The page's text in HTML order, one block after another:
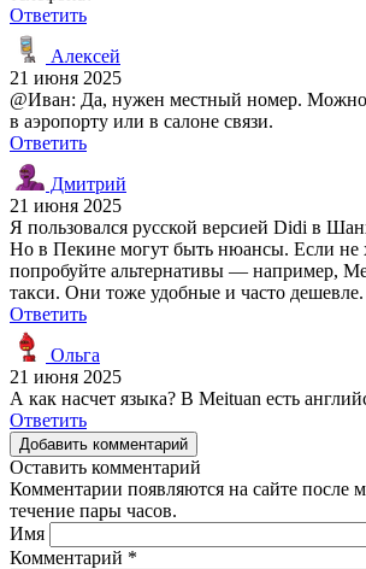
Ответить
Алексей
21 июня 2025
@Иван: Да, нужен местный номер. Можно
в аэропорту или в салоне связи.
Ответить
Дмитрий
21 июня 2025
Я пользовался русской версией Didi в
Но в Пекине могут быть нюансы. Если не
попробуйте альтернативы — например,
такси. Они тоже удобные и часто дешевле.
Ответить
Ольга
21 июня 2025
А как насчет языка? В Meituan есть
Ответить
Добавить комментарий
Оставить комментарий
Комментарии появляются на сайте после
течение пары часов.
Имя
Комментарий *